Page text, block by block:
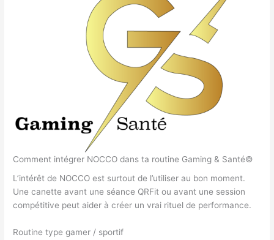
Comment intégrer NOCCO dans ta routine Gaming & Santé©
L’intérêt de NOCCO est surtout de l’utiliser au bon moment.
Une canette avant une séance QRFit ou avant une session
compétitive peut aider à créer un vrai rituel de performance.
Routine type gamer / sportif